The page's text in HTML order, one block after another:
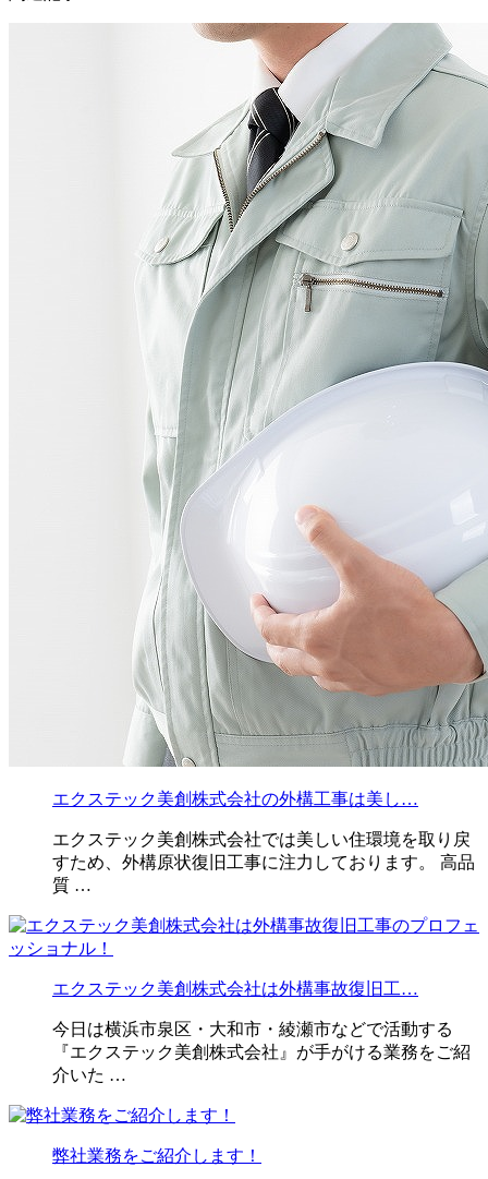
エクステック美創株式会社の外構工事は美し…
エクステック美創株式会社では美しい住環境を取り戻
すため、外構原状復旧工事に注力しております。 高品
質 …
エクステック美創株式会社は外構事故復旧工…
今日は横浜市泉区・大和市・綾瀬市などで活動する
『エクステック美創株式会社』が手がける業務をご紹
介いた …
弊社業務をご紹介します！